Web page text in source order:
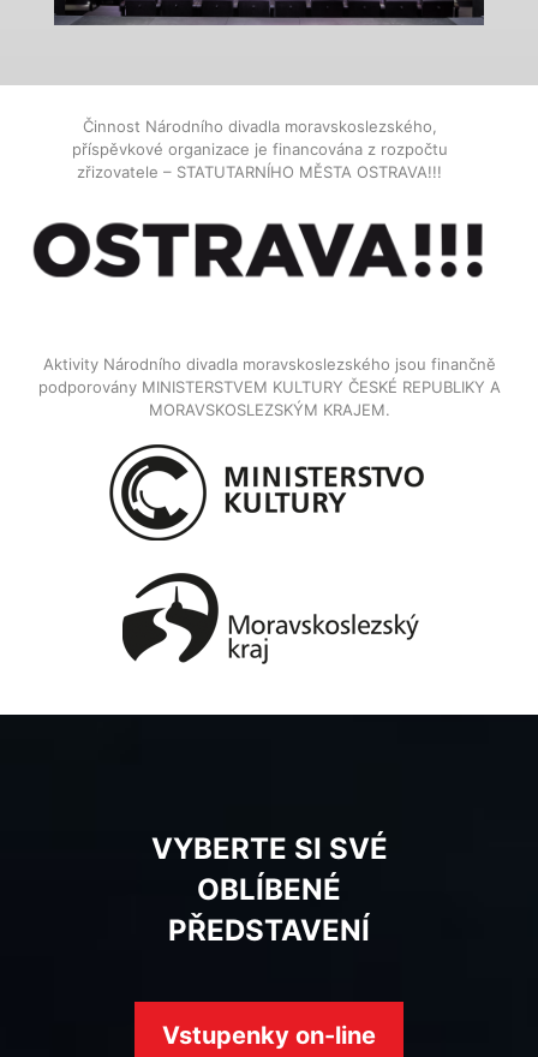
Činnost Národního divadla moravskoslezského,
příspěvkové organizace je financována z rozpočtu
zřizovatele – STATUTARNÍHO MĚSTA OSTRAVA!!!
Aktivity Národního divadla moravskoslezského jsou finančně
podporovány MINISTERSTVEM KULTURY ČESKÉ REPUBLIKY A
MORAVSKOSLEZSKÝM KRAJEM.
VYBERTE SI SVÉ
OBLÍBENÉ
PŘEDSTAVENÍ
Vstupenky on-line